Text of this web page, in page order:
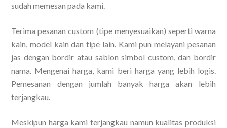
sudah memesan pada kami.
Terima pesanan custom (tipe menyesuaikan) seperti warna
kain, model kain dan tipe lain. Kami pun melayani pesanan
jas dengan bordir atau sablon simbol custom, dan bordir
nama. Mengenai harga, kami beri harga yang lebih logis.
Pemesanan dengan jumlah banyak harga akan lebih
terjangkau.
Meskipun harga kami terjangkau namun kualitas produksi